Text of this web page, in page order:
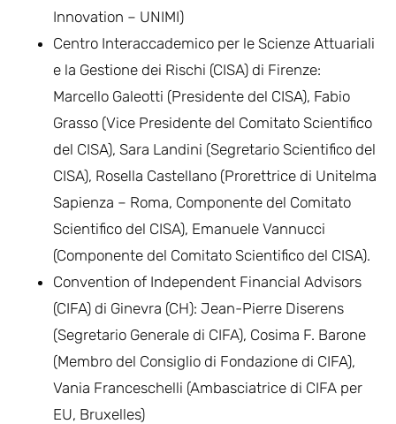
Innovation – UNIMI)
Centro Interaccademico per le Scienze Attuariali
e la Gestione dei Rischi (CISA) di Firenze:
Marcello Galeotti (Presidente del CISA), Fabio
Grasso (Vice Presidente del Comitato Scientifico
del CISA), Sara Landini (Segretario Scientifico del
CISA), Rosella Castellano (Prorettrice di Unitelma
Sapienza – Roma, Componente del Comitato
Scientifico del CISA), Emanuele Vannucci
(Componente del Comitato Scientifico del CISA).
Convention of Independent Financial Advisors
(CIFA) di Ginevra (CH): Jean-Pierre Diserens
(Segretario Generale di CIFA), Cosima F. Barone
(Membro del Consiglio di Fondazione di CIFA),
Vania Franceschelli (Ambasciatrice di CIFA per
EU, Bruxelles)